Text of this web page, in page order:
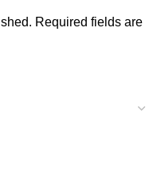
Required fields are